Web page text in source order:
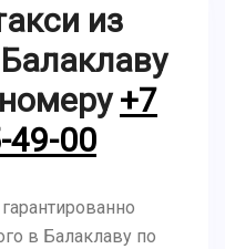
из
+7
49-00
в Балаклаву по